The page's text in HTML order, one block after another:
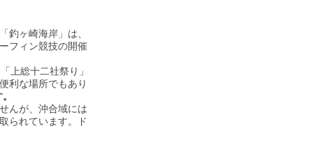
釣ヶ崎海岸」は、
フィン競技の開催
上総十二社祭り」
利な場所でもあり
んが、沖合域には
られています。ド